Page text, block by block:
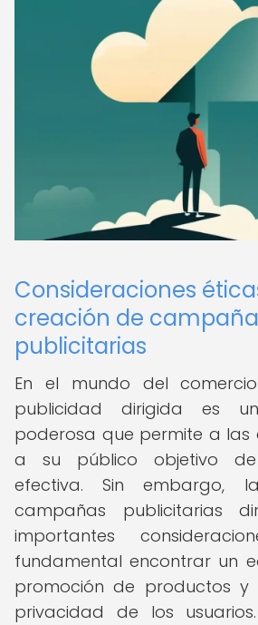
Consideraciones
creación de
publicitarias
En el mundo del
publicidad dirigida es
poderosa que permite a las
a su público objetivo
efectiva. Sin embargo,
campañas publicitarias
importantes
fundamental encontrar un
promoción de productos
privacidad de los